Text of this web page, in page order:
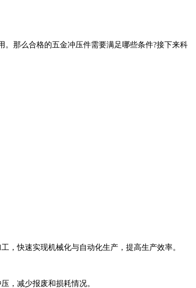
那么合格的五金冲压件需要满足哪些条件?接下来科
快速实现机械化与自动化生产，提高生产效率。
，减少报废和损耗情况。